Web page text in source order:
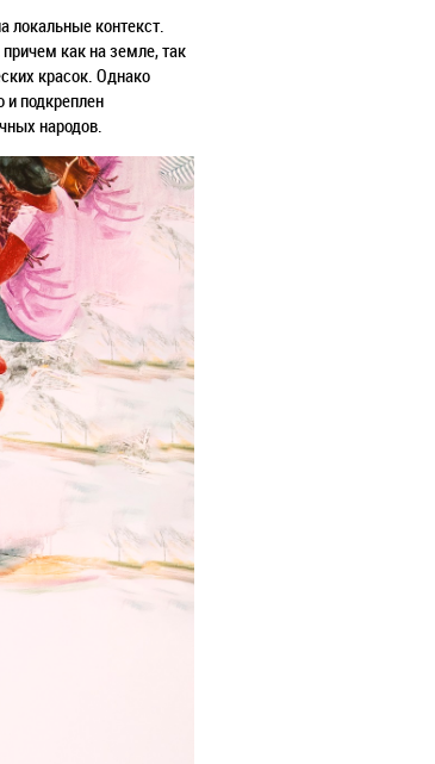
локальные контекст.
как на земле, так
красок. Однако
и подкреплен
народов